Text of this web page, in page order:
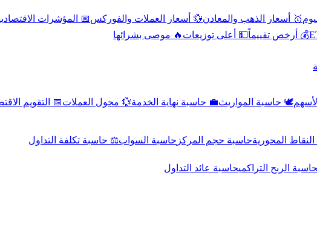
🥇 أسعار الذهب والمعادن💱 أسعار العملات والفوركس📅 المؤشرات
💰 أرخص تقييماً💵 أعلى توزيعات 🔥 موصى بشرائها
🕊️ حاسبة المواريث💼 حاسبة نهاية الخدمة💱 محول العملات📅 التقويم
المحوريةحاسبة حجم المركز حاسبة السواب⚖️ حاسبة تكلفة التداول
حاسبة الربح التراكميحاسبة عائد التداول